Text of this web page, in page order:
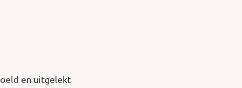
en uitgelekt